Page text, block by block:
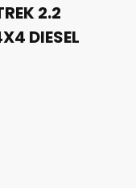
2.2
DIESEL